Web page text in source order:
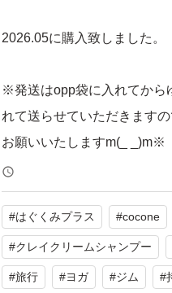
2026.05に購入致しました。
※発送はopp袋に入れてから
れて送らせていただきます
お願いいたしますm(_ _)m※
※輸送中の潰れなど、ご了
※お値引き不可です。
#はぐくみプラス #cocone
#クレイクリームシャンプー
#旅行 #ヨガ #ジム #